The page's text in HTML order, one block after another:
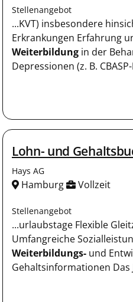
Stellenangebot
...KVT) insbesondere
Erkrankungen Erfahrung
Weiterbildung in der
Depressionen (z. B.
Lohn- und
Hays AG
Hamburg Vollzeit
Stellenangebot
...urlaubstage Flexible
Umfangreiche
Weiterbildungs- und
Gehaltsinformationen